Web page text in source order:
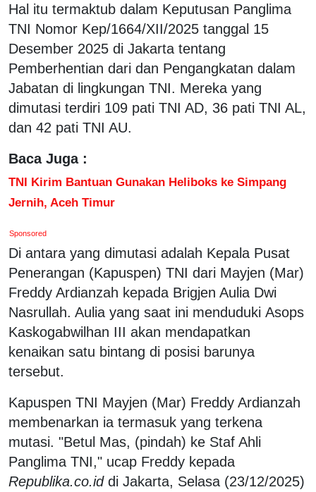
Hal itu termaktub dalam Keputusan Panglima
TNI Nomor Kep/1664/XII/2025 tanggal 15
Desember 2025 di Jakarta tentang
Pemberhentian dari dan Pengangkatan dalam
Jabatan di lingkungan TNI. Mereka yang
dimutasi terdiri 109 pati TNI AD, 36 pati TNI AL,
dan 42 pati TNI AU.
Baca Juga :
TNI Kirim Bantuan Gunakan Heliboks ke Simpang
Jernih, Aceh Timur
Sponsored
Di antara yang dimutasi adalah Kepala Pusat
Penerangan (Kapuspen) TNI dari Mayjen (Mar)
Freddy Ardianzah kepada Brigjen Aulia Dwi
Nasrullah. Aulia yang saat ini menduduki Asops
Kaskogabwilhan III akan mendapatkan
kenaikan satu bintang di posisi barunya
tersebut.
Kapuspen TNI Mayjen (Mar) Freddy Ardianzah
membenarkan ia termasuk yang terkena
mutasi. "Betul Mas, (pindah) ke Staf Ahli
Panglima TNI," ucap Freddy kepada
Republika.co.iddi Jakarta, Selasa (23/12/2025)